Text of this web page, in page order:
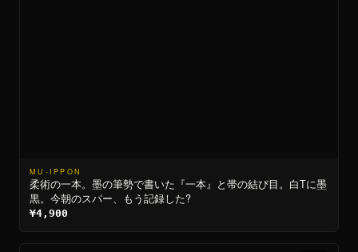
MU-IPPON
柔術の一本。墨の筆勢で書いた『一本』と帯の結び目。白Tに墨
黒。今朝のスパー、もう記録した?
¥4,900